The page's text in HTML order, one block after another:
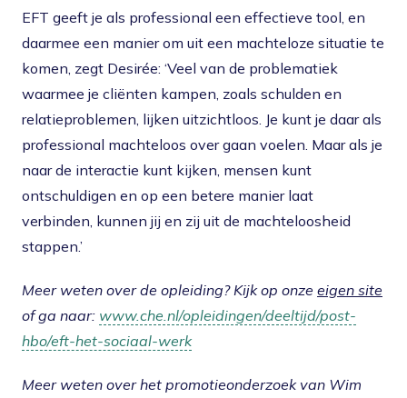
EFT geeft je als professional een effectieve tool, en
daarmee een manier om uit een machteloze situatie te
komen, zegt Desirée: ‘Veel van de problematiek
waarmee je cliënten kampen, zoals schulden en
relatieproblemen, lijken uitzichtloos. Je kunt je daar als
professional machteloos over gaan voelen. Maar als je
naar de interactie kunt kijken, mensen kunt
ontschuldigen en op een betere manier laat
verbinden, kunnen jij en zij uit de machteloosheid
stappen.’
Meer weten over de opleiding? Kijk op onze eigen site
of ga naar: www.che.nl/opleidingen/deeltijd/post-
hbo/eft-het-sociaal-werk
Meer weten over het promotieonderzoek van Wim